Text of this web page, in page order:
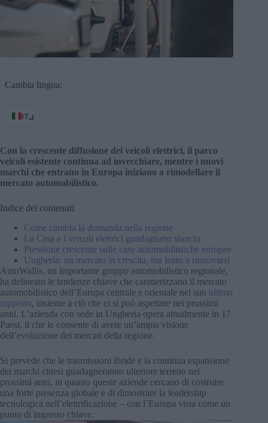
Cambia lingua:
IT
Con la crescente diffusione dei veicoli elettrici, il parco
veicoli esistente continua ad invecchiare, mentre i nuovi
marchi che entrano in Europa iniziano a rimodellare il
mercato automobilistico.
Indice dei contenuti
Come cambia la domanda nella regione
La Cina e i veicoli elettrici guadagnano slancio
Pressione crescente sulle case automobilistiche europee
Ungheria: un mercato in crescita, ma lento a rinnovarsi
AutoWallis, un importante gruppo automobilistico regionale,
ha delineato le tendenze chiave che caratterizzano il mercato
automobilistico dell’Europa centrale e orientale nel suo ultimo
rapporto, insieme a ciò che ci si può aspettare nei prossimi
anni. L’azienda con sede in Ungheria opera attualmente in 17
Paesi, il che le consente di avere un’ampia visione
dell’evoluzione dei mercati della regione.
Si prevede che le trasmissioni ibride e la continua espansione
dei marchi cinesi guadagneranno ulteriore terreno nei
prossimi anni, in quanto queste aziende cercano di costruire
una forte presenza globale e di dimostrare la leadership
tecnologica nell’elettrificazione – con l’Europa vista come un
punto di ingresso chiave.